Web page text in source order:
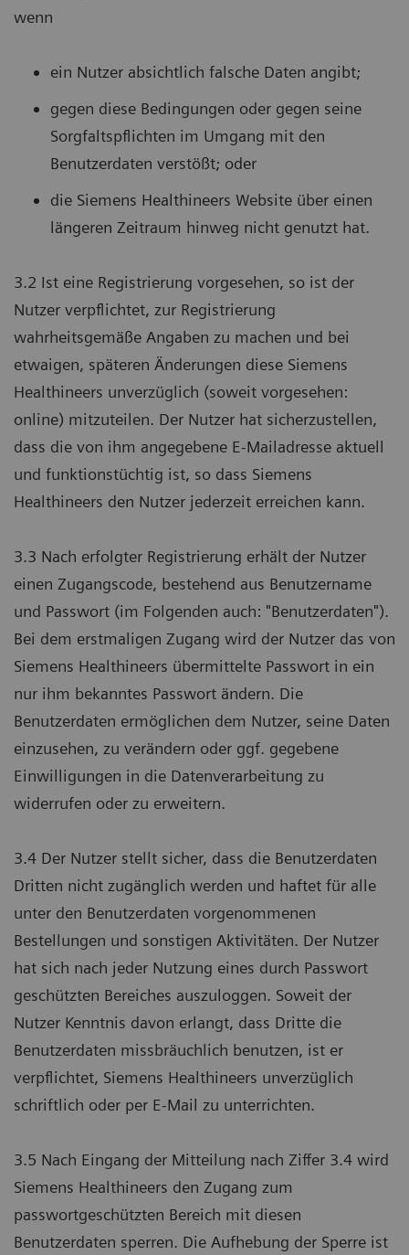
wenn
ein Nutzer absichtlich falsche Daten angibt;
gegen diese Bedingungen oder gegen seine
Sorgfaltspflichten im Umgang mit den
Benutzerdaten verstößt; oder
die Siemens Healthineers Website über einen
längeren Zeitraum hinweg nicht genutzt hat.
3.2 Ist eine Registrierung vorgesehen, so ist der
Nutzer verpflichtet, zur Registrierung
wahrheitsgemäße Angaben zu machen und bei
etwaigen, späteren Änderungen diese Siemens
Healthineers unverzüglich (soweit vorgesehen:
online) mitzuteilen. Der Nutzer hat sicherzustellen,
dass die von ihm angegebene E-Mailadresse aktuell
und funktionstüchtig ist, so dass Siemens
Healthineers den Nutzer jederzeit erreichen kann.
3.3 Nach erfolgter Registrierung erhält der Nutzer
einen Zugangscode, bestehend aus Benutzername
und Passwort (im Folgenden auch: "Benutzerdaten").
Bei dem erstmaligen Zugang wird der Nutzer das von
Siemens Healthineers übermittelte Passwort in ein
nur ihm bekanntes Passwort ändern. Die
Benutzerdaten ermöglichen dem Nutzer, seine Daten
einzusehen, zu verändern oder ggf. gegebene
Einwilligungen in die Datenverarbeitung zu
widerrufen oder zu erweitern.
3.4 Der Nutzer stellt sicher, dass die Benutzerdaten
Dritten nicht zugänglich werden und haftet für alle
unter den Benutzerdaten vorgenommenen
Bestellungen und sonstigen Aktivitäten. Der Nutzer
hat sich nach jeder Nutzung eines durch Passwort
geschützten Bereiches auszuloggen. Soweit der
Nutzer Kenntnis davon erlangt, dass Dritte die
Benutzerdaten missbräuchlich benutzen, ist er
verpflichtet, Siemens Healthineers unverzüglich
schriftlich oder per E-Mail zu unterrichten.
3.5 Nach Eingang der Mitteilung nach Ziffer 3.4 wird
Siemens Healthineers den Zugang zum
passwortgeschützten Bereich mit diesen
Benutzerdaten sperren. Die Aufhebung der Sperre ist